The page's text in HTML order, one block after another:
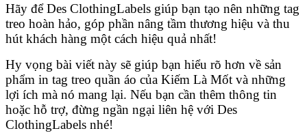
Hãy để Des ClothingLabels giúp bạn tạo nên những tag
treo hoàn hảo, góp phần nâng tầm thương hiệu và thu
hút khách hàng một cách hiệu quả nhất!
Hy vọng bài viết này sẽ giúp bạn hiểu rõ hơn về sản
phẩm in tag treo quần áo của Kiếm Là Mốt và những
lợi ích mà nó mang lại. Nếu bạn cần thêm thông tin
hoặc hỗ trợ, đừng ngần ngại liên hệ với Des
ClothingLabels nhé!